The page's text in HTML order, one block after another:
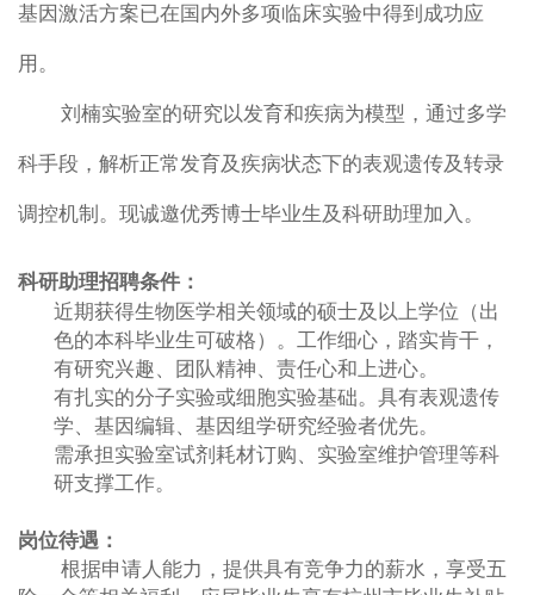
基因激活方案已在国内外多项临床实验中得到成功应
用。
刘楠实验室的研究以发育和疾病为模型，通过多学
科手段，解析正常发育及疾病状态下的表观遗传及转录
调控机制。现诚邀优秀博士毕业生及科研助理加入。
科研助理招聘条件：
近期获得生物医学相关领域的硕士及以上学位（出
色的本科毕业生可破格）。工作细心，踏实肯干，
有研究兴趣、团队精神、责任心和上进心。
有扎实的分子实验或细胞实验基础。具有表观遗传
学、基因编辑、基因组学研究经验者优先。
需承担实验室试剂耗材订购、实验室维护管理等科
研支撑工作。
岗位待遇：
根据申请人能力，提供具有竞争力的薪水，享受五